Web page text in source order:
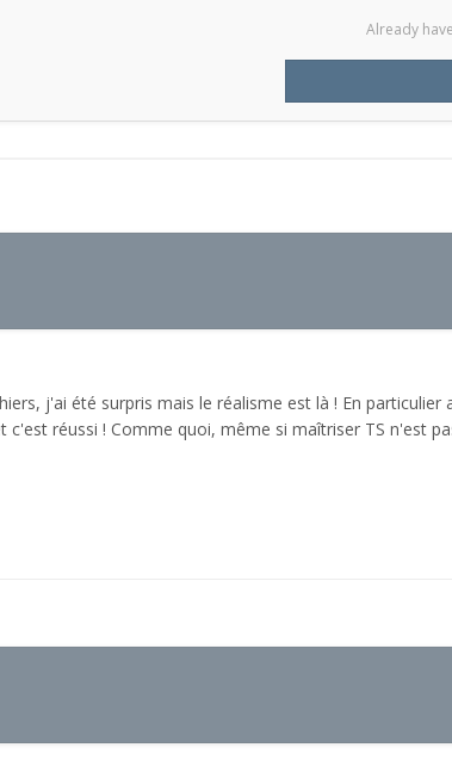
Already
j'ai été surpris mais le réalisme est là ! En
réussi ! Comme quoi, même si maîtriser TS n'est